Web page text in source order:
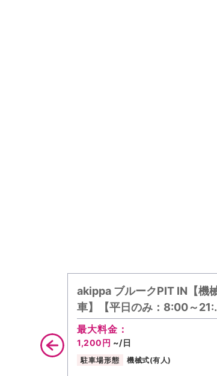
akippa ブルークPIT IN【機
車】【平日のみ：8:00～
最大料金：
1,200円 ~/日
駐車場形態 機械式(有人)